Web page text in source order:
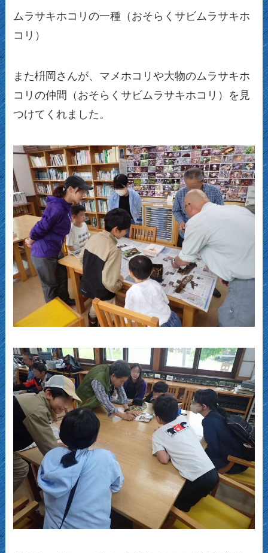
ムラサキホコリの一種（おそらくサビムラサキホ
コリ）
また枡岡さんが、マメホコリや大物のムラサキホ
コリの仲間（おそらくサビムラサキホコリ）を見
つけてくれました。